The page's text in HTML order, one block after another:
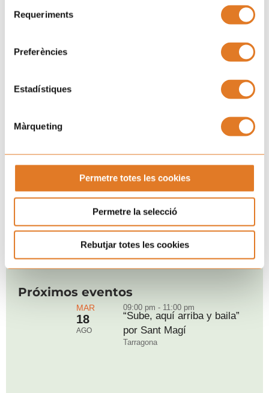
Requeriments
Preferències
Estadístiques
Màrqueting
Permetre totes les cookies
Permetre la selecció
Rebutjar totes les cookies
Próximos eventos
MAR
18
AGO
09:00 pm - 11:00 pm
“Sube, aquí arriba y baila”
por Sant Magí
Tarragona